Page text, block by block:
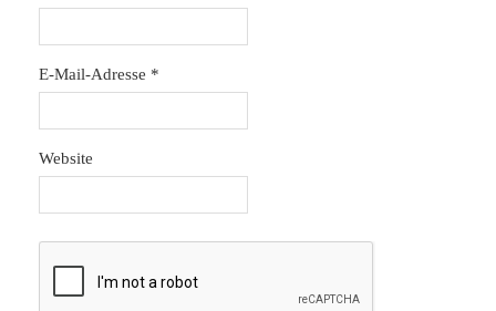
E-Mail-Adresse *
Website